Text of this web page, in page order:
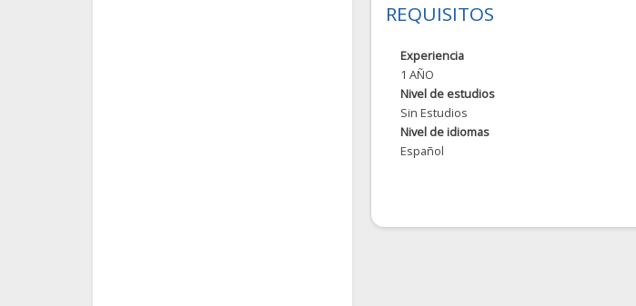
REQUISITOS
Experiencia
1 AÑO
Nivel de estudios
Sin Estudios
Nivel de idiomas
Español